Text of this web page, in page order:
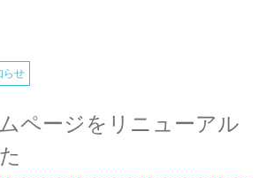
らせ
ページをリニューアル